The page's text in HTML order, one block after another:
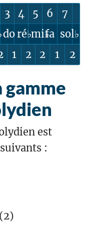
3 4 5 6
7
do ré♭mi♭fa sol♭
1 2 2 1 2
est
: